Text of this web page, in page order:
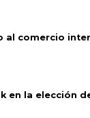
al comercio
en la elección